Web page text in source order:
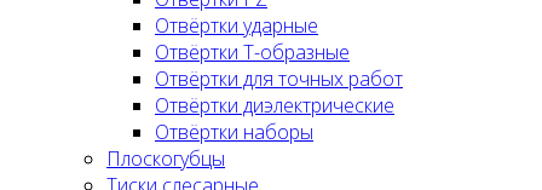
Отвёртки ударные
Отвёртки Т-образные
Отвёртки для точных работ
Отвёртки диэлектрические
Отвёртки наборы
Плоскогубцы